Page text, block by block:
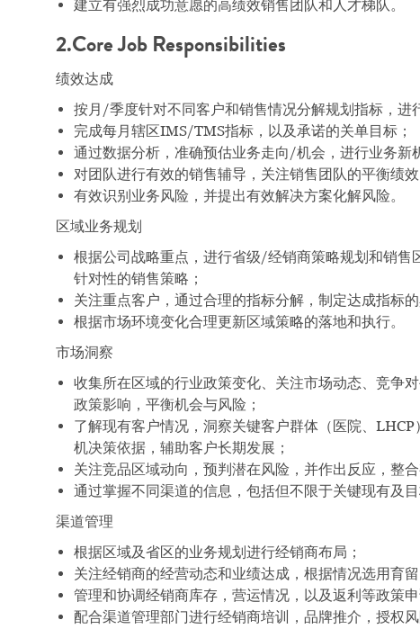
建立有强烈成功意愿的高绩效销售团队和人才梯队。
2.Core Job Responsibilities
绩效达成
按月/季度针对不同客户和销售情况分解规划指标，进
完成每月辖区IMS/TMS指标，以及承诺的关单目标；
通过数据分析，准确预估业务走向/机会，进行业务新
对团队进行有效的销售辅导，关注销售团队的平衡绩效
有效识别业务风险，并提出有效解决方案化解风险。
区域业务规划
根据公司战略重点，进行省级/经销商策略规划和销
针对性的销售策略；
关注重点客户，通过合理的指标分解，制定达成指标的
根据市场环境变化合理更新区域策略的落地和执行。
市场洞察
收集所在区域的行业政策变化、关注市场动态、竞争
政策影响，平衡机会与风险；
了解现有客户情况，洞察关键客户群体（医院、
机决策依据，辅助客户长期发展；
关注竞品区域动向，预判潜在风险，并作出反应，整
通过掌握不同渠道的信息，包括但不限于关键现有及
渠道管理
根据区域及省区的业务规划进行经销商布局；
关注经销商的经营动态和业绩达成，根据情况选用育留
管理和协调经销商库存，营运情况，以及返利等政策申
配合渠道管理部门进行经销商培训，品牌推介，授权风